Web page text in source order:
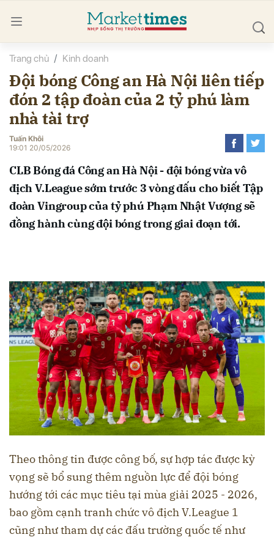
Trang chủ Kinh doanh
Đội bóng Công an Hà Nội liên tiếp
đón 2 tập đoàn của 2 tỷ phú làm
nhà tài trợ
Tuấn Khôi
19:01 20/05/2026
CLB Bóng đá Công an Hà Nội - đội bóng vừa vô
địch V.League sớm trước 3 vòng đấu cho biết Tập
đoàn Vingroup của tỷ phú Phạm Nhật Vượng sẽ
đồng hành cùng đội bóng trong giai đoạn tới.
Theo thông tin được công bố, sự hợp tác được kỳ
vọng sẽ bổ sung thêm nguồn lực để đội bóng
hướng tới các mục tiêu tại mùa giải 2025 - 2026,
bao gồm cạnh tranh chức vô địch V.League 1
cũng như tham dự các đấu trường quốc tế như
luận